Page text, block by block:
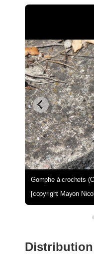
Gomphe à crochets
[copyright Mayon
Distribution